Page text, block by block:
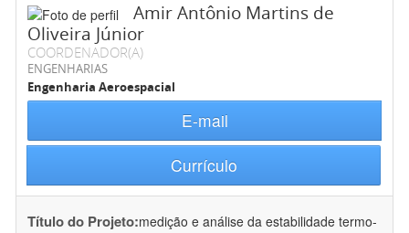
Amir Antônio Martins de
Oliveira Júnior
COORDENADOR(A)
ENGENHARIAS
Engenharia Aeroespacial
E-mail
Currículo
Título do Projeto:medição e análise da estabilidade termo-